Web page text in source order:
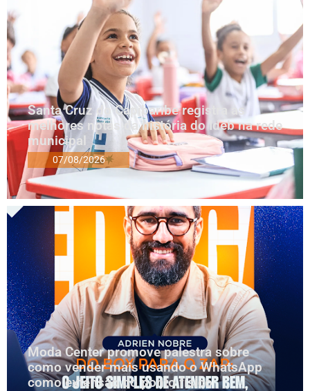
Santa Cruz do Capibaribe registra as
melhores notas da história do Ideb na rede
municipal
07/08/2026
Moda Center promove palestra sobre
como vender mais usando o WhatsApp
como extensão do ponto físico